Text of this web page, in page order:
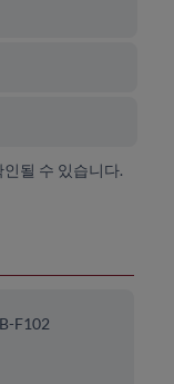
될 수 있습니다.
F102